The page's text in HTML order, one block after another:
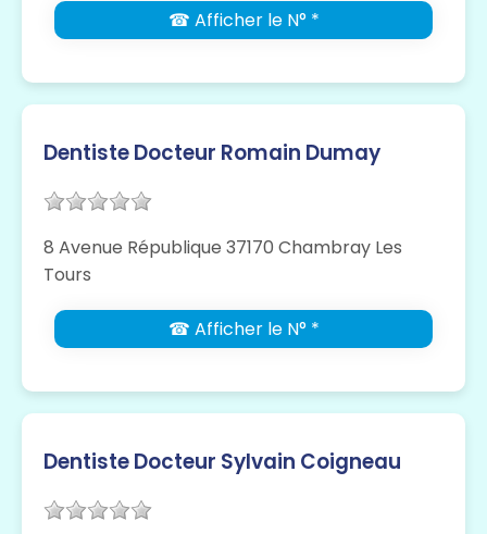
☎ Afficher le N° *
Dentiste Docteur Romain Dumay
8 Avenue République 37170 Chambray Les
Tours
☎ Afficher le N° *
Dentiste Docteur Sylvain Coigneau